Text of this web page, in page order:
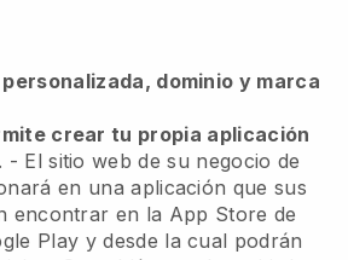
dominio y marca
crear tu propia aplicación
. - El sitio web de su negocio de
en una aplicación que sus
encontrar en la App Store de
Play y desde la cual podrán